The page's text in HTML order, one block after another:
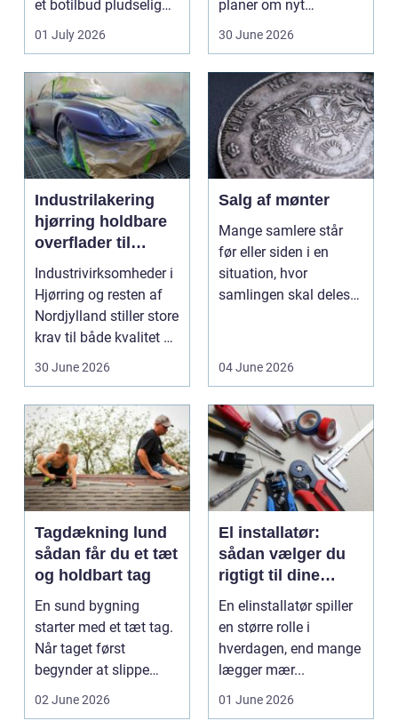
et botilbud pludselig
ændrer sig, k...
01 July 2026
planer om nyt
badeværelse, bliver
30 June 2026
Industrilakering
hjørring holdbare
overflader til
industri og erhverv
Industrivirksomheder i
Hjørring og resten af
Nordjylland stiller store
krav til både kvalitet og
hol...
30 June 2026
Salg af mønter
Mange samlere står
før eller siden i en
situation, hvor
samlingen skal deles
04 June 2026
Tagdækning lund
sådan får du et tæt
og holdbart tag
En sund bygning
starter med et tæt tag.
Når taget først
begynder at slippe
vand ind, kan skaderne
02 June 2026
El installatør:
sådan vælger du
rigtigt til dine
elinstallationer
En elinstallatør spiller
en større rolle i
hverdagen, end mange
lægger mær...
01 June 2026